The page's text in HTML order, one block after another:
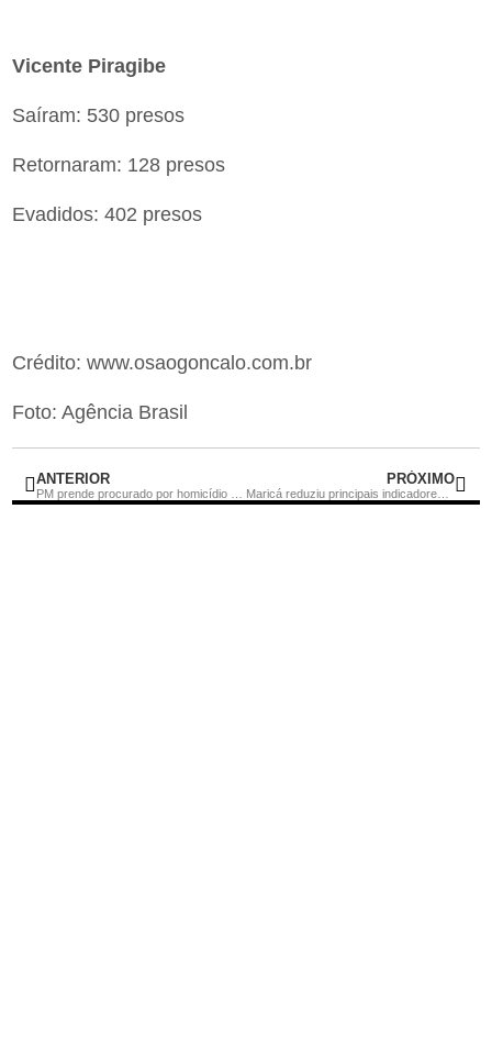
Vicente Piragibe
Saíram: 530 presos
Retornaram: 128 presos
Evadidos: 402 presos
Crédito: www.osaogoncalo.com.br
Foto: Agência Brasil
ANTERIOR PRÓXIMO
Maricá reduziu principais indicadores de criminalidade em 2021